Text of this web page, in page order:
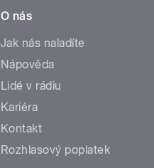
O nás
Jak nás naladíte
Nápověda
Lidé v rádiu
Kariéra
Kontakt
Rozhlasový poplatek